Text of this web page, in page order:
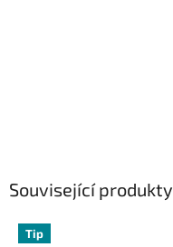
Související produkty
Tip